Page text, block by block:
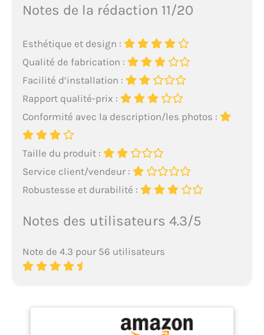
Notes de la rédaction 11/20
Esthétique et design :
Qualité de fabrication :
Facilité d’installation :
Rapport qualité-prix :
Conformité avec la description/les photos :
Taille du produit :
Service client/vendeur :
Robustesse et durabilité :
Notes des utilisateurs 4.3/5
Note de 4.3 pour 56 utilisateurs